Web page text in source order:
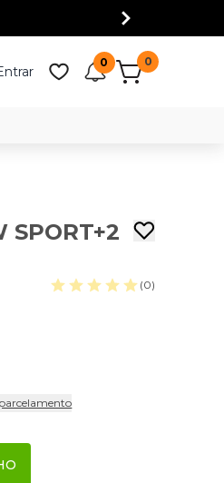
0 0
SPORT+2
(0)